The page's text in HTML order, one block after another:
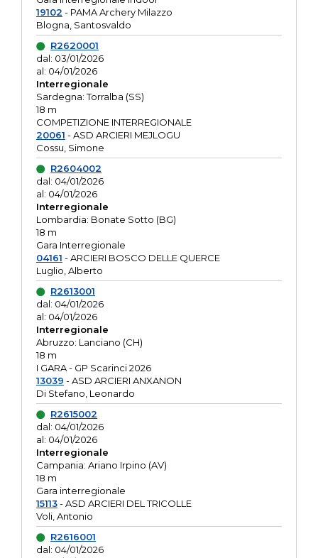
19102 - PAMA Archery Milazzo
Blogna, Santosvaldo
R2620001
dal: 03/01/2026
al: 04/01/2026
Interregionale
Sardegna: Torralba (SS)
18 m
COMPETIZIONE INTERREGIONALE
20061 - ASD ARCIERI MEJLOGU
Cossu, Simone
R2604002
dal: 04/01/2026
al: 04/01/2026
Interregionale
Lombardia: Bonate Sotto (BG)
18 m
Gara Interregionale
04161 - ARCIERI BOSCO DELLE QUERCE
Luglio, Alberto
R2613001
dal: 04/01/2026
al: 04/01/2026
Interregionale
Abruzzo: Lanciano (CH)
18 m
I GARA - GP Scarinci 2026
13039 - ASD ARCIERI ANXANON
Di Stefano, Leonardo
R2615002
dal: 04/01/2026
al: 04/01/2026
Interregionale
Campania: Ariano Irpino (AV)
18 m
Gara interregionale
15113- ASD ARCIERI DEL TRICOLLE
Voli, Antonio
R2616001
dal: 04/01/2026